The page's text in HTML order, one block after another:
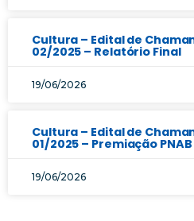
Cultura – Edital de
02/2025 – Relatório Final
19/06/2026
Cultura – Edital de
01/2025 – Premiação PNAB
19/06/2026